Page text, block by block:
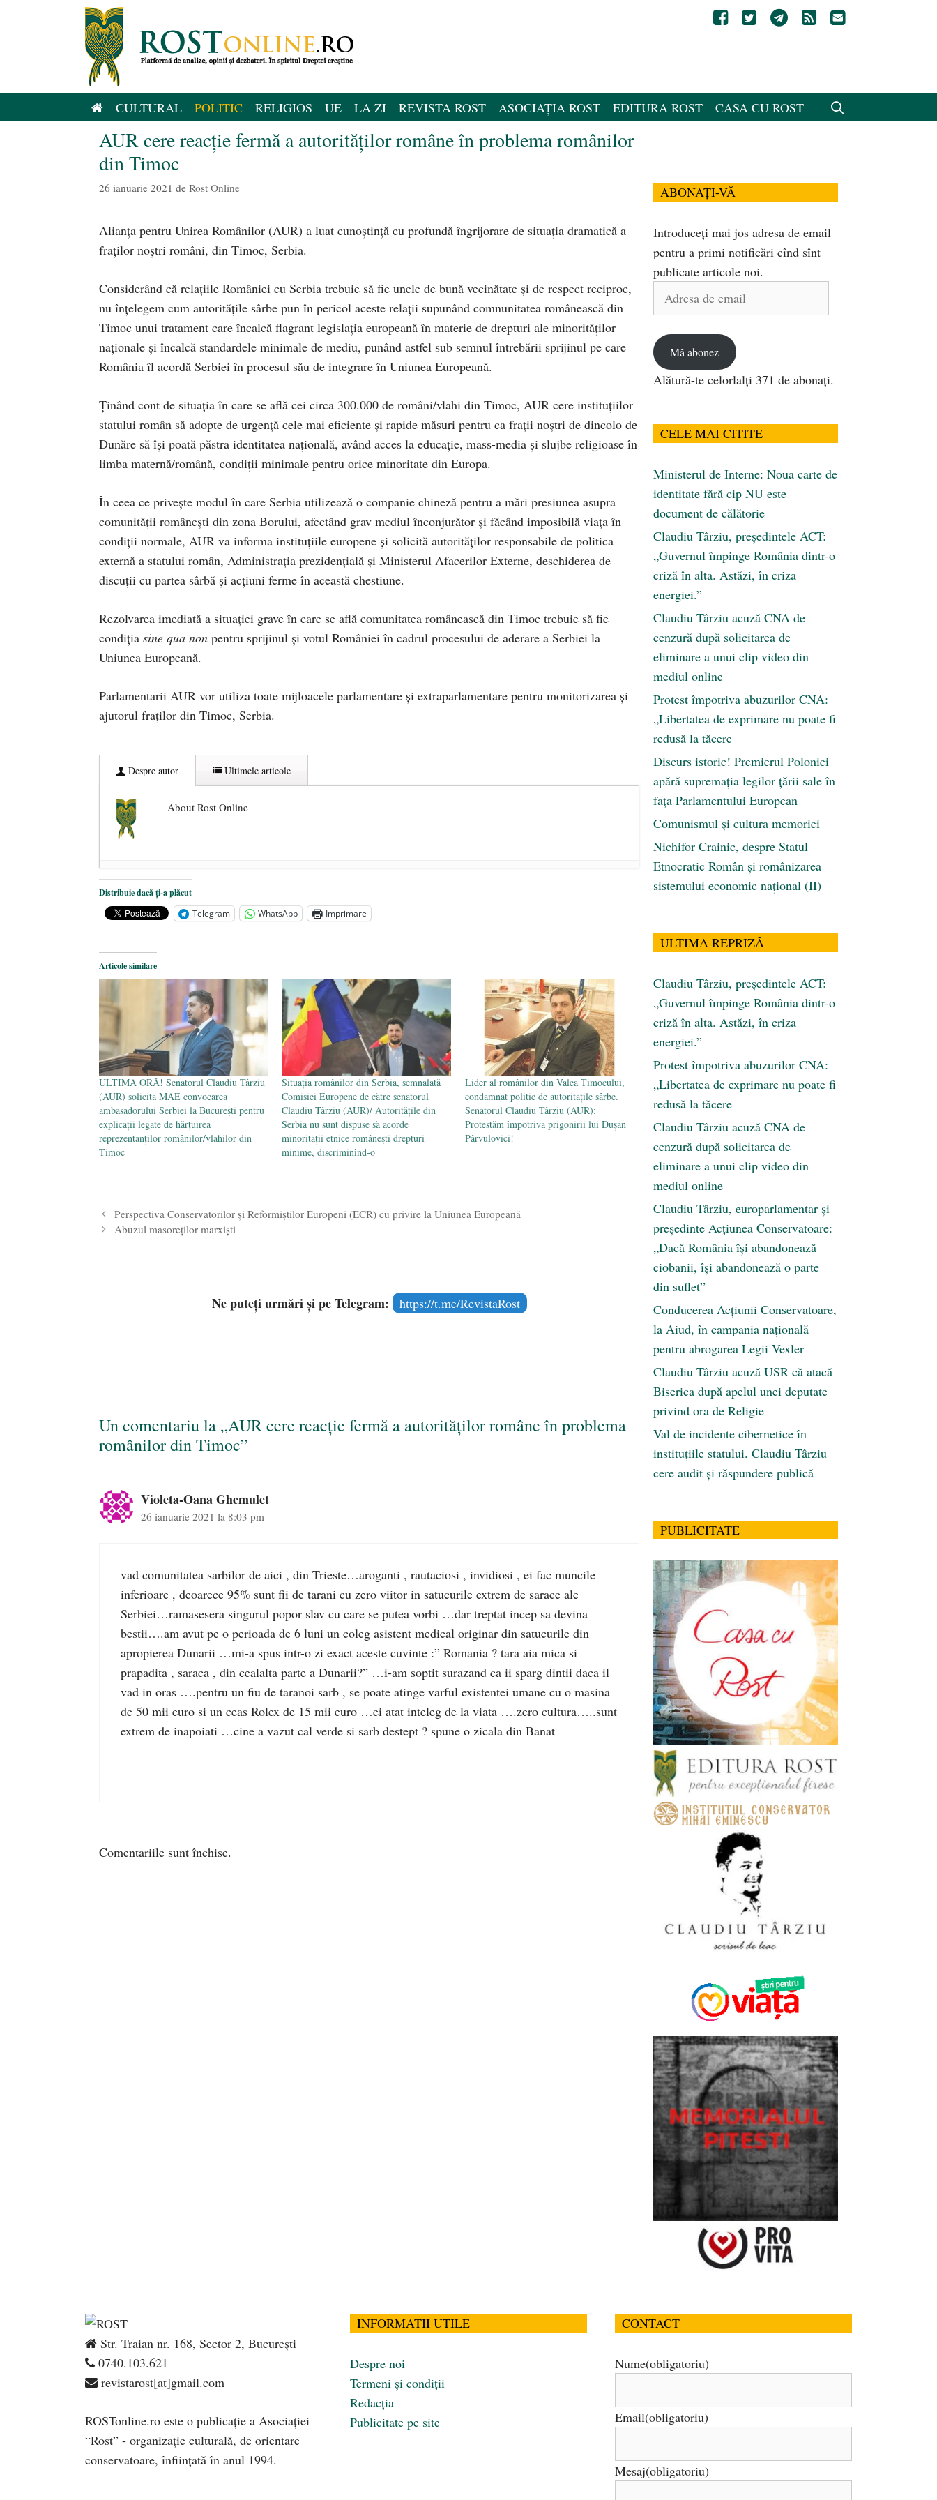
CULTURAL POLITIC RELIGIOS UE LA ZI REVISTA ROST ASOCIAȚIA ROST EDITURA ROST CASA CU ROST
AUR cere reacție fermă a autorităților române în problema românilor
din Timoc
26 ianuarie 2021 de Rost Online
Alianța pentru Unirea Românilor (AUR) a luat cunoștință cu profundă îngrijorare de situația dramatică a
fraților noștri români, din Timoc, Serbia.
Considerând că relațiile României cu Serbia trebuie să fie unele de bună vecinătate și de respect reciproc,
nu înțelegem cum autoritățile sârbe pun în pericol aceste relații supunând comnunitatea românească din
Timoc unui tratament care încalcă flagrant legislația europeană în materie de drepturi ale minorităților
naționale și încalcă standardele minimale de mediu, punând astfel sub semnul întrebării sprijinul pe care
România îl acordă Serbiei în procesul său de integrare în Uniunea Europeană.
Ținând cont de situația în care se află cei circa 300.000 de români/vlahi din Timoc, AUR cere instituțiilor
statului român să adopte de urgență cele mai eficiente și rapide măsuri pentru ca frații noștri de dincolo de
Dunăre să își poată păstra identitatea națională, având acces la educație, mass-media și slujbe religioase în
limba maternă/română, condiții minimale pentru orice minoritate din Europa.
În ceea ce privește modul în care Serbia utilizează o companie chineză pentru a mări presiunea asupra
comunității românești din zona Borului, afectând grav mediul înconjurător și făcând imposibilă viața în
condiții normale, AUR va informa instituțiile europene și solicită autorităților responsabile de politica
externă a statului român, Administrația prezidențială și Ministerul Afacerilor Externe, deschiderea de
discuții cu partea sârbă și acțiuni ferme în această chestiune.
Rezolvarea imediată a situației grave în care se află comunitatea românească din Timoc trebuie să fie
condiția sine qua non pentru sprijinul și votul României în cadrul procesului de aderare a Serbiei la
Uniunea Europeană.
Parlamentarii AUR vor utiliza toate mijloacele parlamentare și extraparlamentare pentru monitorizarea și
ajutorul fraților din Timoc, Serbia.
Despre autor Ultimele articole
About Rost Online
Dezvăluiri cutremurătoare despre președintele Ucrainei, Volodymyr Zelensky
Statul care servește Națiunea - 21 aprilie 2026
Legea Vexler produce efecte. Bustul poetului Octavian Goga, înlăturat din Iași
Distribuie dacă ți-a plăcut
Telegram
WhatsApp Imprimare
Articole similare
ULTIMA ORĂ! Senatorul Claudiu Târziu
(AUR) solicită MAE convocarea
ambasadorului Serbiei la București pentru
explicații legate de hărțuirea
reprezentanților românilor/vlahilor din
Timoc
Situația românilor din Serbia, semnalată
Comisiei Europene de către senatorul
Claudiu Târziu (AUR)/ Autoritățile din
Serbia nu sunt dispuse să acorde
minorității etnice românești drepturi
minime, discriminînd-o
Lider al românilor din Valea Timocului,
condamnat politic de autoritățile sârbe.
Senatorul Claudiu Târziu (AUR):
Protestăm împotriva prigonirii lui Dușan
Pârvulovici!
Perspectiva Conservatorilor și Reformiștilor Europeni (ECR) cu privire la Uniunea Europeană
Abuzul masoreților marxiști
Ne puteți urmări și pe Telegram: https://t.me/RevistaRost
Un comentariu la „AUR cere reacție fermă a autorităților române în problema
românilor din Timoc”
Violeta-Oana Ghemulet
26 ianuarie 2021 la 8:03 pm
vad comunitatea sarbilor de aici , din Trieste…aroganti , rautaciosi , invidiosi , ei fac muncile
inferioare , deoarece 95% sunt fii de tarani cu zero viitor in satucurile extrem de sarace ale
Serbiei…ramasesera singurul popor slav cu care se putea vorbi …dar treptat incep sa devina
bestii….am avut pe o perioada de 6 luni un coleg asistent medical originar din satucurile din
apropierea Dunarii …mi-a spus intr-o zi exact aceste cuvinte :” Romania ? tara aia mica si
prapadita , saraca , din cealalta parte a Dunarii?” …i-am soptit surazand ca ii sparg dintii daca il
vad in oras ….pentru un fiu de taranoi sarb , se poate atinge varful existentei umane cu o masina
de 50 mii euro si un ceas Rolex de 15 mii euro …ei atat inteleg de la viata ….zero cultura…..sunt
extrem de inapoiati …cine a vazut cal verde si sarb destept ? spune o zicala din Banat
Comentariile sunt închise.
ABONAȚI-VĂ
Introduceți mai jos adresa de email
pentru a primi notificări cînd sînt
publicate articole noi.
Adresa
Mă abonez
Alătură-te celorlalți 371 de abonați.
CELE MAI CITITE
Ministerul de Interne: Noua carte de
identitate fără cip NU este
document de călătorie
Claudiu Târziu, președintele ACT:
„Guvernul împinge România dintr-o
criză în alta. Astăzi, în criza
energiei.”
Claudiu Târziu acuză CNA de
cenzură după solicitarea de
eliminare a unui clip video din
mediul online
Protest împotriva abuzurilor CNA:
„Libertatea de exprimare nu poate fi
redusă la tăcere
Discurs istoric! Premierul Poloniei
apără supremația legilor țării sale în
fața Parlamentului European
Comunismul şi cultura memoriei
Nichifor Crainic, despre Statul
Etnocratic Român şi românizarea
sistemului economic naţional (II)
ULTIMA REPRIZĂ
Claudiu Târziu, președintele ACT:
„Guvernul împinge România dintr-o
criză în alta. Astăzi, în criza
energiei.”
Protest împotriva abuzurilor CNA:
„Libertatea de exprimare nu poate fi
redusă la tăcere
Claudiu Târziu acuză CNA de
cenzură după solicitarea de
eliminare a unui clip video din
mediul online
Claudiu Târziu, europarlamentar și
președinte Acțiunea Conservatoare:
„Dacă România își abandonează
ciobanii, își abandonează o parte
din suflet”
Conducerea Acțiunii Conservatoare,
la Aiud, în campania națională
pentru abrogarea Legii Vexler
Claudiu Târziu acuză USR că atacă
Biserica după apelul unei deputate
privind ora de Religie
Val de incidente cibernetice în
instituțiile statului. Claudiu Târziu
cere audit și răspundere publică
PUBLICITATE
Str. Traian nr. 168, Sector 2, București
0740.103.621
revistarost[at]gmail.com
ROSTonline.ro este o publicaţie a Asociaţiei
“Rost” - organizaţie culturală, de orientare
conservatoare, înfiinţată în anul 1994.
INFORMATII UTILE
Despre noi
Termeni și condiții
Redacția
Publicitate pe site
CONTACT
Nume(obligatoriu)
Email(obligatoriu)
Mesaj(obligatoriu)